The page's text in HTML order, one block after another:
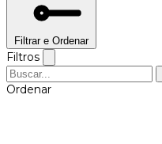
Filtrar e Ordenar
Filtros
Ordenar